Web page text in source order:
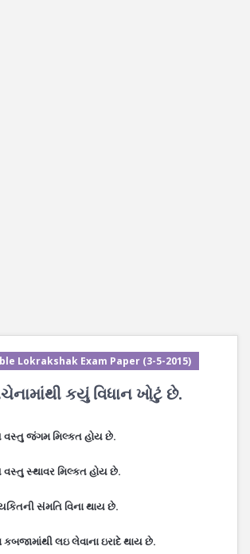
Lokrakshak Exam Paper (3-5-2015)
કયું વિધાન ખોટું છે.
વસ્તુ જંગમ મિલ્કત હોય છે.
વસ્તુ સ્થાવર મિલ્કત હોય છે.
સંમતિ વિના થાય છે.
કબજામાંથી લઇ લેવાના ઇરાદે થાય છે.